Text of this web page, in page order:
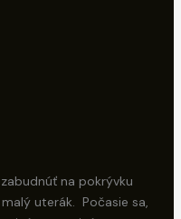
na pokrývku
uterák. Počasie sa,